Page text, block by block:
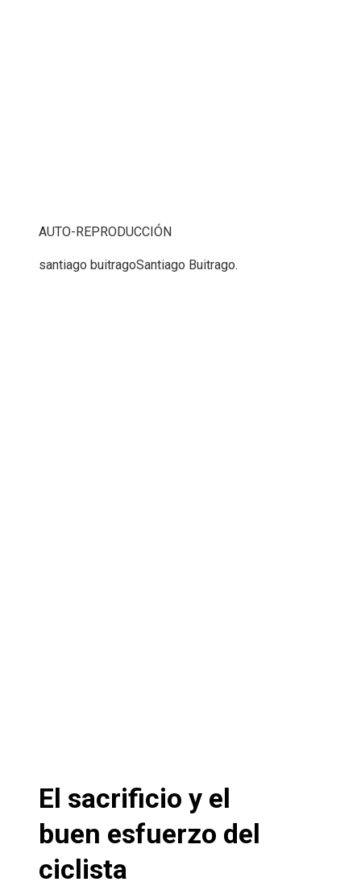
AUTO-REPRODUCCIÓN
santiago buitragoSantiago Buitrago.
El sacrificio y el
buen esfuerzo del
ciclista